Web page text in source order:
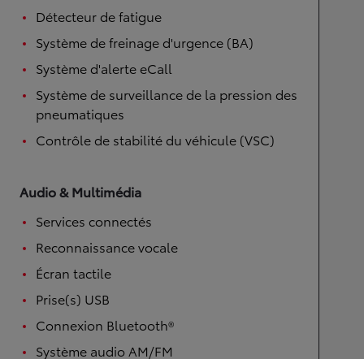
Détecteur de fatigue
Système de freinage d'urgence (BA)
Système d'alerte eCall
Système de surveillance de la pression des
pneumatiques
Contrôle de stabilité du véhicule (VSC)
Audio & Multimédia
Services connectés
Reconnaissance vocale
Écran tactile
Prise(s) USB
Connexion Bluetooth®
Système audio AM/FM